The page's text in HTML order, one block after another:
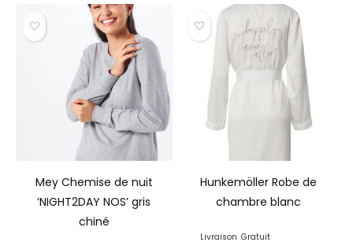
Mey Chemise de nuit
‘NIGHT2DAY NOS’ gris
chiné
Hunkemöller Robe de
chambre blanc
Livraison Gratuit